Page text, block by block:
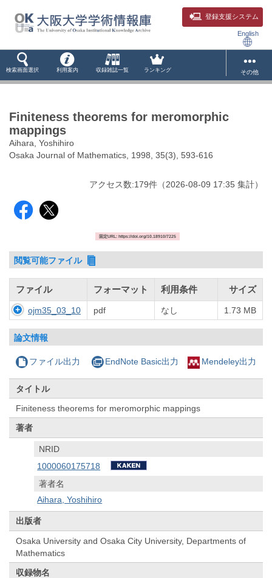
登録支援システム
English
検索画面選択 利用案内 収録雑誌一覧 ランキング その他
Finiteness theorems for meromorphic
mappings
Aihara, Yoshihiro
Osaka Journal of Mathematics, 1998, 35(3), 593-616
アクセス数:179件 （2026-08-09 17:35 集計）
固定URL: https://doi.org/10.18910/7225
閲覧可能ファイル
ファイル フォーマット 利用条件 サイズ
ojm35_03_10 pdf なし 1.73 MB
論文情報
ファイル出力 EndNote Basic出力 Mendeley出力
タイトル
Finiteness theorems for meromorphic mappings
著者
NRID
1000060175718
著者名
Aihara, Yoshihiro
出版者
Osaka University and Osaka City University, Departments of
Mathematics
収録物名